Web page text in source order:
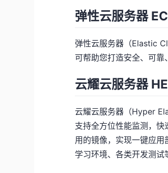
弹性云服务器
弹性云服务器（Elastic
可帮助您打造安全、可靠
云耀云服务器
云耀云服务器（Hyper
支持全方位性能监测，
用的镜像，实现一键应用
学习环境、各类开发测试